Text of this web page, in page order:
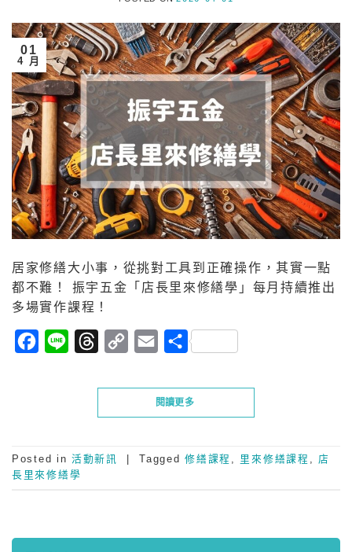
01
4 月
居家修繕大小事，從挑對工具到正確操作，其實一點
都不難！ 振宇五金「店長里來修繕學」每月持續推出
多場實作課程！
Facebook
Line Threads
Copy Email分
閱讀更多
Posted in 活動新訊 Tagged修繕課程 里來修繕課程
店
長里來修繕學